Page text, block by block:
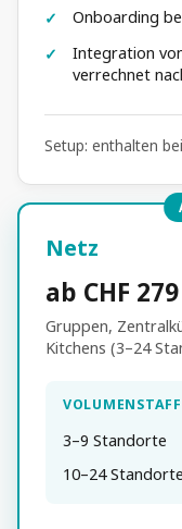
Onboarding
Integration
verrechnet
Setup: enthalten
Netz
ab CHF 279
Gruppen,
Kitchens (3–24
3–9 Standorte
10–24 Standorte